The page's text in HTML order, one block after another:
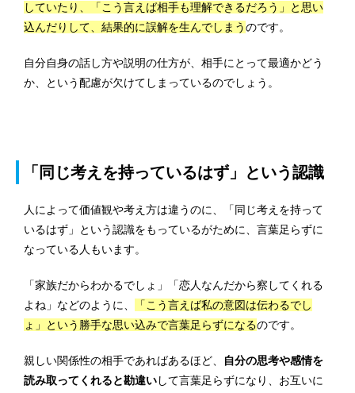
していたり、「こう言えば相手も理解できるだろう」と思い
込んだりして、結果的に誤解を生んでしまうのです。
自分自身の話し方や説明の仕方が、相手にとって最適かどう
か、という配慮が欠けてしまっているのでしょう。
「同じ考えを持っているはず」という認識
人によって価値観や考え方は違うのに、「同じ考えを持って
いるはず」という認識をもっているがために、言葉足らずに
なっている人もいます。
「家族だからわかるでしょ」「恋人なんだから察してくれる
よね」などのように、
「こう言えば私の意図は伝わるでし
ょ」という勝手な思い込みで言葉足らずになるのです。
親しい関係性の相手であればあるほど、
自分の思考や感情を
読み取ってくれると勘違いして言葉足らずになり、お互いに